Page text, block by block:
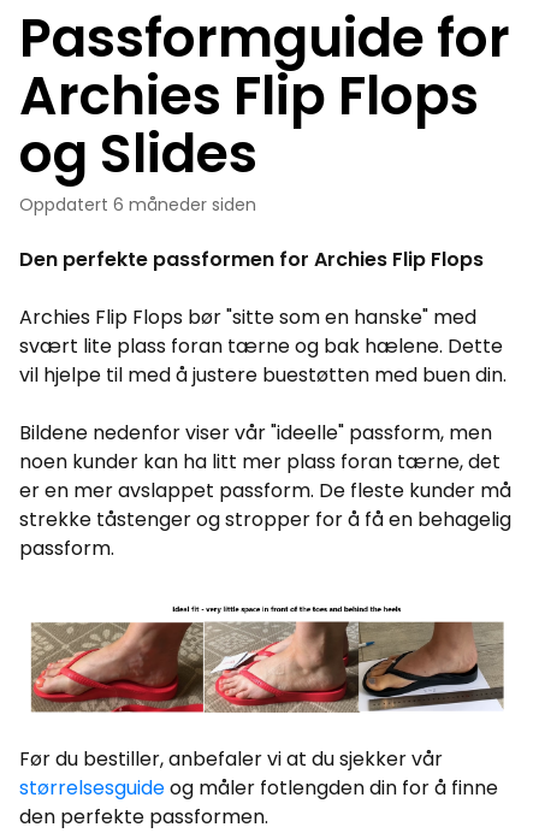
Passformguide for
Archies Flip Flops
og Slides
Oppdatert 6 måneder siden
Den perfekte passformen for Archies Flip Flops
Archies Flip Flops bør "sitte som en hanske" med
svært lite plass foran tærne og bak hælene. Dette
vil hjelpe til med å justere buestøtten med buen din.
Bildene nedenfor viser vår "ideelle" passform, men
noen kunder kan ha litt mer plass foran tærne, det
er en mer avslappet passform. De fleste kunder må
strekke tåstenger og stropper for å få en behagelig
passform.
Før du bestiller, anbefaler vi at du sjekker vår
størrelsesguideog måler fotlengden din for å finne
den perfekte passformen.